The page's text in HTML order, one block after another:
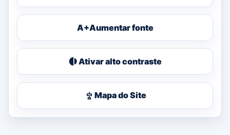
A+Aumentar fonte
Ativar alto contraste
Mapa do Site